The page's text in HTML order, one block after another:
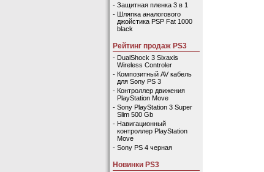
- Защитная пленка 3 в 1
- Шляпка аналогового
джойстика PSP Fat 1000
black
Рейтинг продаж PS3
- DualShock 3 Sixaxis
Wireless Controler
- Композитный AV кабель
для Sony PS 3
- Контроллер движения
PlayStation Move
- Sony PlayStation 3 Super
Slim 500 Gb
- Навигационный
контроллер PlayStation
Move
- Sony PS 4 черная
Новинки PS3